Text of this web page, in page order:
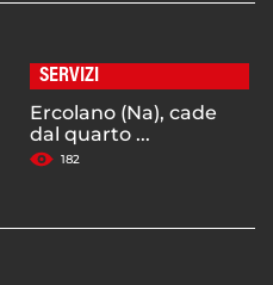
SERVIZI
Ercolano (Na), cade
dal quarto ...
182